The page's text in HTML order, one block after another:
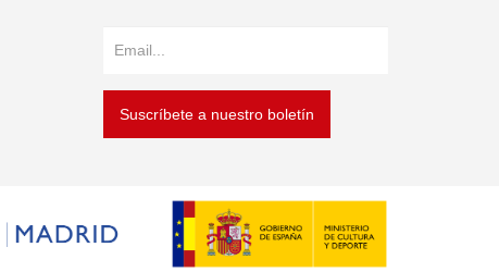
Suscríbete a nuestro boletín